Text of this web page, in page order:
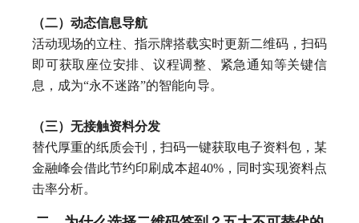
（二）动态信息导航
活动现场的立柱、指示牌搭载实时更新二维码，扫码
即可获取座位安排、议程调整、紧急通知等关键信
息，成为“永不迷路”的智能向导。
（三）无接触资料分发
替代厚重的纸质会刊，扫码一键获取电子资料包，某
金融峰会借此节约印刷成本超40%，同时实现资料点
击率分析。